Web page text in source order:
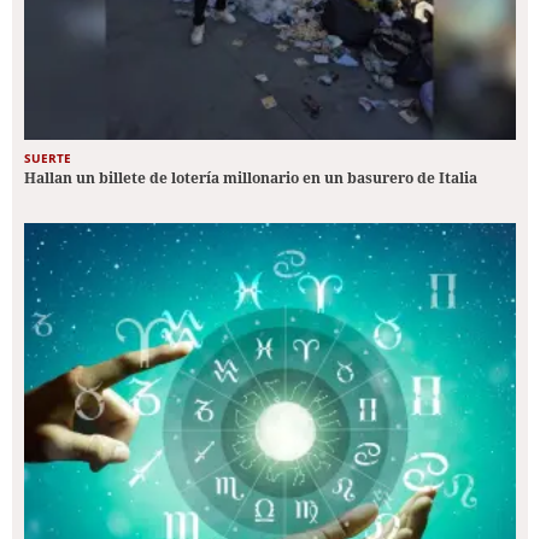
SUERTE
Hallan un billete de lotería millonario en un basurero de Italia